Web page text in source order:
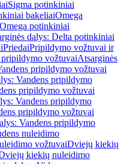
Sigma potinkiniai
bakeliaiOmega
potinkiniai
dalys: Delta potinkiniai
PriedaiPripildymo vožtuvai ir
pripildymo vožtuvaiAtsarginės
pripildymo vožtuvai
Vandens pripildymo
pripildymo vožtuvai
Vandens pripildymo
pripildymo vožtuvai
Vandens pripildymo
nuleidimo
vožtuvaiDviejų kiekių
kiekių nuleidimo